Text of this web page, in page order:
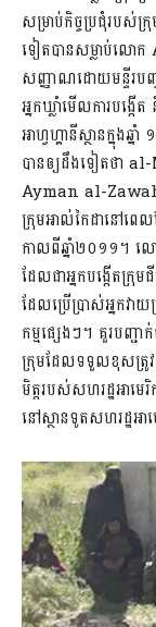
សម្រាប់កិច្ចប្រជុំរបស់ក្
ទៀតបានសម្លាប់ល
សញ្ញាណដោយមន្ទីរបញ្
អ្នកឃ្លាំមើលការបង្កើ
អាហ្វហ្គានីស្ថានក្នុ
បានឲ្យដឹងទៀតថា
Ayman al-
ក្រុមអាល់កៃដានៅពេល
កាលពីឆ្នាំ២០១១។
ដែលជាអ្នកបង្កើតក្
ដែលប្រើប្រាស់អ្នកវាយ
កម្មផ្សេងៗ។ គួរបញ្ជ
ក្រុមដែលទទួលខុសត្រូវក្
មិត្តរបស់សហរដ្ឋអាមេរិ
នៅស្ថានទូតសហរដ្ឋអា